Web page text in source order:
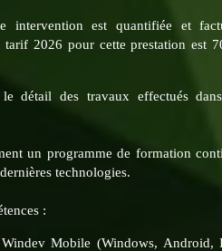
intervention est quantifiée et
tarif 2026 pour cette prestation est
détail des travaux effectués
un programme de formation
technologies.
:
Mobile (Windows, Android,